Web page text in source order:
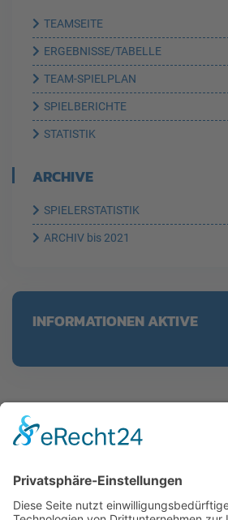
TEAMSEITE
ERGEBNISSE/TABELLE
TEAM-SPIELPLAN
SPIELBERICHTE
STATISTIK
ARCHIVE
SPIELERSTATISTIK
ARCHIV bis 2021
INFORMATIONEN AKTIVE